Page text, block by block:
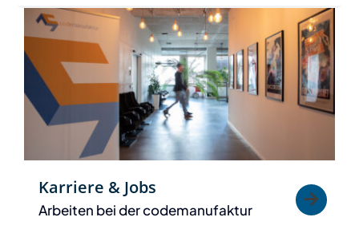
Karriere & Jobs
Arbeiten bei der codemanufaktur